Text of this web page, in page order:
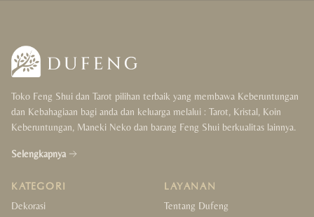
Wealth & Luck
Protection & Support
Health & Cleansing
For Her
Toko Feng Shui dan Tarot pilihan terbaik yang membawa Keberuntungan
dan Kebahagiaan bagi anda dan keluarga melalui : Tarot, Kristal, Koin
Keberuntungan, Maneki Neko dan barang Feng Shui berkualitas lainnya.
Selengkapnya
KATEGORI
Dekorasi
LAYANAN
Tentang Dufeng